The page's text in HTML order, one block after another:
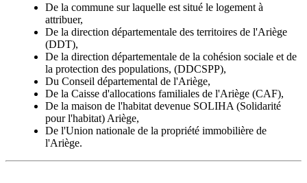
De la commune sur laquelle est situé le logement à
attribuer,
De la direction départementale des territoires de l'Ariège
(DDT),
De la direction départementale de la cohésion sociale et de
la protection des populations, (DDCSPP),
Du Conseil départemental de l'Ariège,
De la Caisse d'allocations familiales de l'Ariège (CAF),
De la maison de l'habitat devenue SOLIHA (Solidarité
pour l'habitat) Ariège,
De l'Union nationale de la propriété immobilière de
l'Ariège.